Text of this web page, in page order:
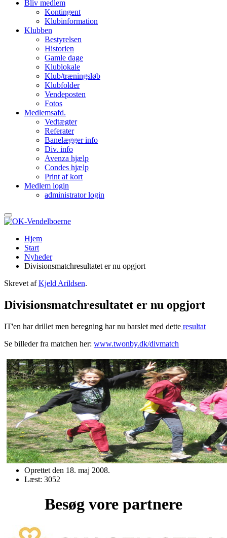
Bliv medlem
Kontingent
Klubinformation
Klubben
Bestyrelsen
Historien
Gamle dage
Klublokale
Klub/træningsløb
Klubfolder
Vendeposten
Fotos
Medlemsafd.
Vedtægter
Referater
Banelægger info
Div. info
Avenza hjælp
Condes hjælp
Print af kort
Medlem login
administrator login
Hjem
Start
Nyheder
Divisionsmatchresultatet er nu opgjort
Skrevet afKjeld Arildsen.
Divisionsmatchresultatet er nu opgjort
IT'en har drillet men beregning har nu barslet med dette resultat
Se billeder fra matchen her: www.twonby.dk/divmatch
Oprettet den 18. maj 2008.
Læst: 3052
Besøg vore partnere